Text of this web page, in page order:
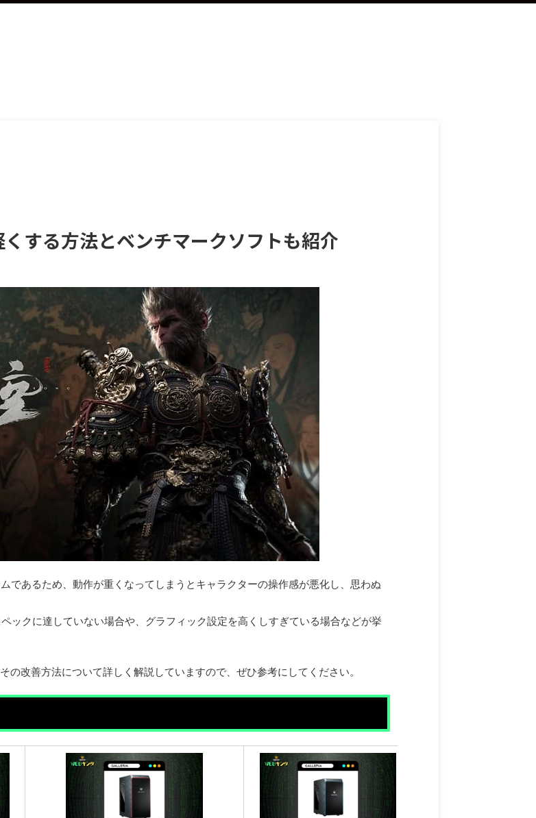
する方法とベンチマークソフトも紹介
であるため、動作が重くなってしまうとキャラクターの操作感が悪化し、思わぬ
ックに達していない場合や、グラフィック設定を高くしすぎている場合などが挙
の改善方法について詳しく解説していますので、ぜひ参考にしてください。